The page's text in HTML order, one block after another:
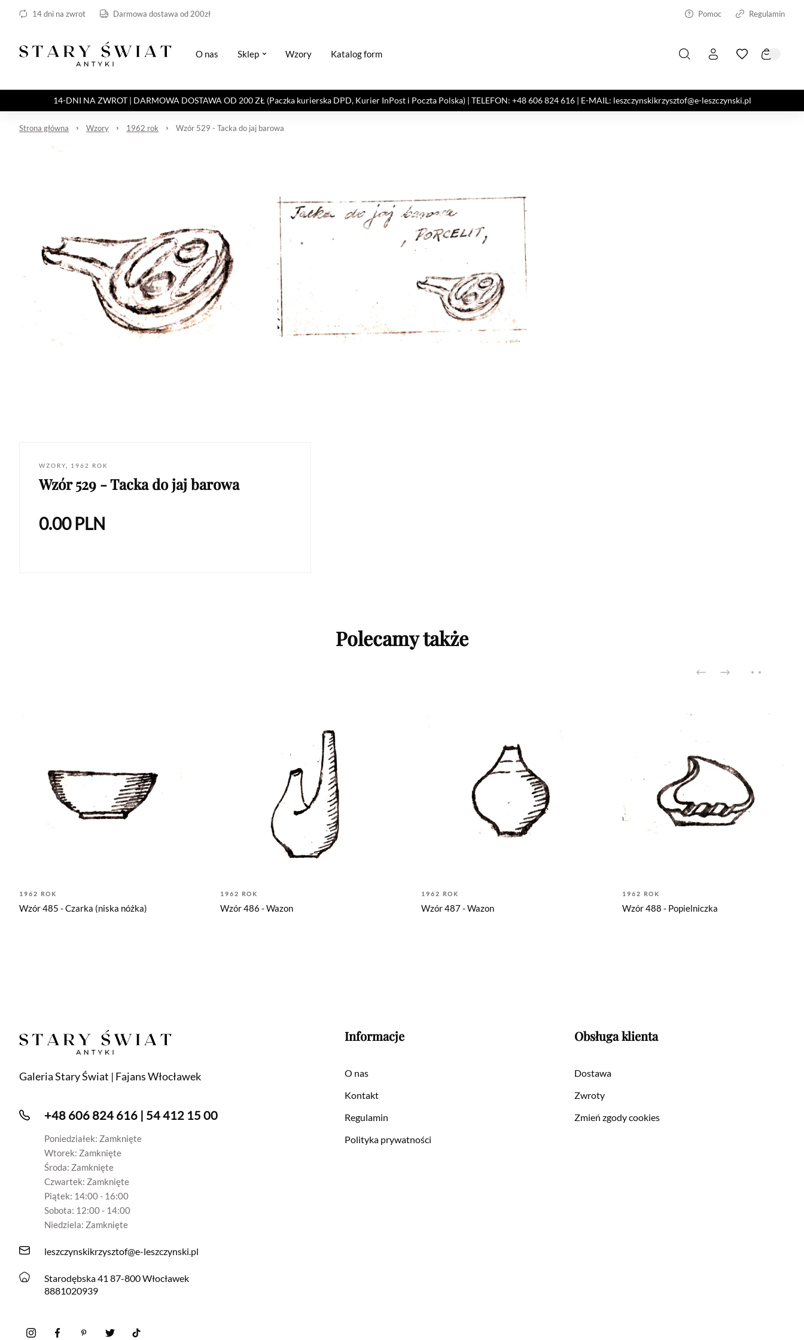
14 dni na zwrot Darmowa dostawa od 200zł Pomoc Regulamin
O nas Sklep Wzory Katalog form
14-DNI NA ZWROT | DARMOWA DOSTAWA OD 200 ZŁ (Paczka kurierska DPD, Kurier InPost i Poczta Polska) | TELEFON: +48 606 824 616 | E-MAIL: leszczynskikrzysztof@e-leszczynski.pl
Strona główna Wzory 1962 rok Wzór 529 - Tacka do jaj barowa
WZORY 1962 ROK
Wzór 529 - Tacka do jaj barowa
0.00PLN
Polecamy także
1962 ROK
Wzór 485 - Czarka (niska nóżka)
1962 ROK
Wzór 486 - Wazon
1962 ROK
Wzór 487 - Wazon
1962 ROK
Wzór 488 - Popielniczka
Galeria Stary Świat | Fajans Włocławek
+48 606 824 616 | 54 412 15 00
Poniedziałek: Zamknięte
Wtorek: Zamknięte
Środa: Zamknięte
Czwartek: Zamknięte
Piątek: 14:00 - 16:00
Sobota: 12:00 - 14:00
Niedziela: Zamknięte
leszczynskikrzysztof@e-leszczynski.pl
Starodębska 41 87-800 Włocławek
8881020939
Informacje
O nas
Kontakt
Regulamin
Polityka prywatności
Obsługa klienta
Dostawa
Zwroty
Zmień zgody cookies